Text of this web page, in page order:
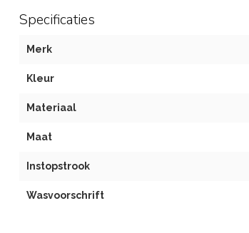
Specificaties
Merk
Kleur
Materiaal
Maat
Instopstrook
Wasvoorschrift